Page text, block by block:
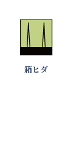
箱ヒダ